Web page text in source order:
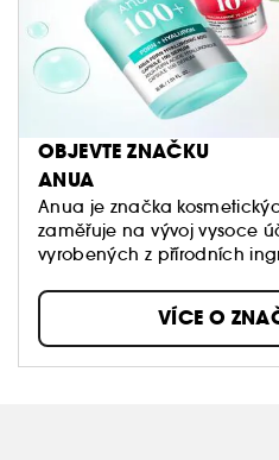
OBJEVTE ZNAČKU
ANUA
Anua je značka
zaměřuje na vývoj vysoce
vyrobených z přírodních
pomocí jemných, ale
Nasloucháme našim
produkty, které přesně
s jednoduchými, ale
VÍCE O